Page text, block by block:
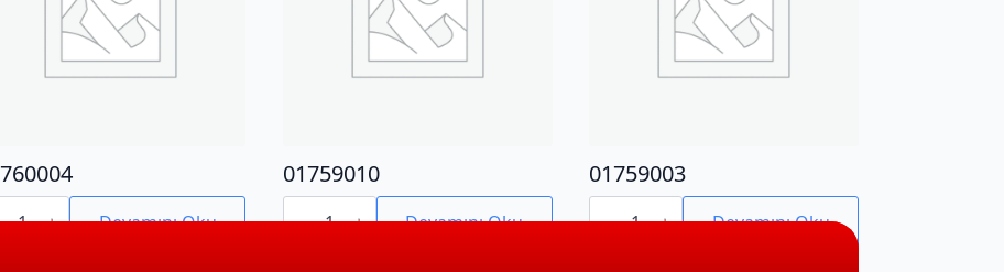
Devamını Oku
01759010
01759010
adet Devamını Oku
01759003
01759003
adet Devamını Oku